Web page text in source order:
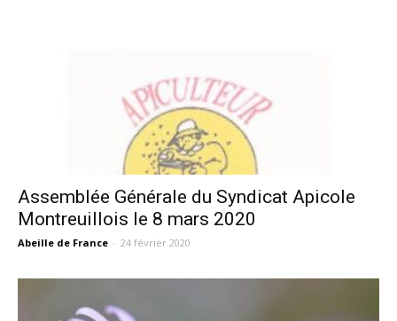
Assemblée Générale du Syndicat Apicole
Montreuillois le 8 mars 2020
Abeille de France - 24 février 2020